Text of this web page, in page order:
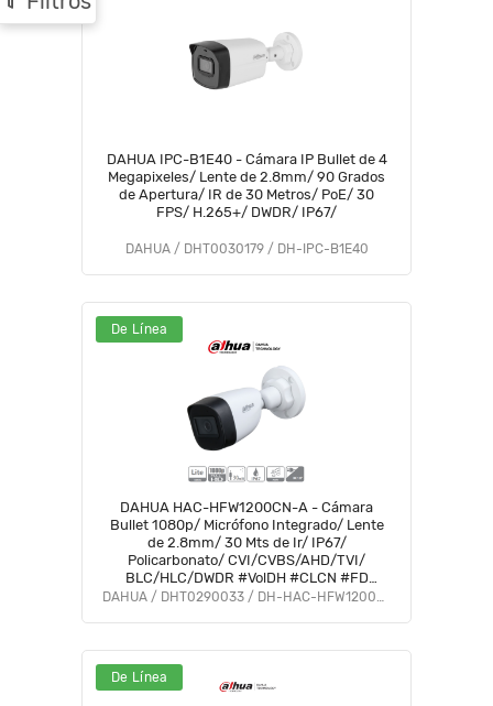
DAHUA IPC-B1E40 - Cámara IP Bullet de 4
Megapixeles/ Lente de 2.8mm/ 90 Grados
de Apertura/ IR de 30 Metros/ PoE/ 30
FPS/ H.265+/ DWDR/ IP67/
DAHUA / DHT0030179 / DH-IPC-B1E40
De Línea
DAHUA HAC-HFW1200CN-A - Cámara
Bullet 1080p/ Micrófono Integrado/ Lente
de 2.8mm/ 30 Mts de Ir/ IP67/
Policarbonato/ CVI/CVBS/AHD/TVI/
BLC/HLC/DWDR #VolDH #CLCN #FD
#DMIP
DAHUA / DHT0290033 / DH-HAC-HFW1200CN-A-0280B-S5
De Línea